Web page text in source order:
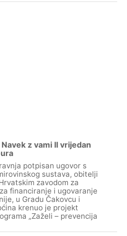
z vami II vrijedan
potpisan ugovor s
sustava, obitelji
zavodom za
financiranje i ugovaranje
u Gradu Čakovcu i
krenuo je projekt
„Zaželi – prevencija